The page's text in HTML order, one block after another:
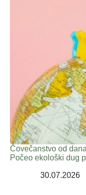
Čovečanstvo od
Počeo ekološki dug
30.07.2026